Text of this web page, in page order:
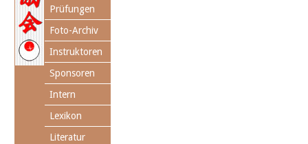
Prüfungen
Foto-Archiv
Instruktoren
Sponsoren
Intern
Lexikon
Literatur